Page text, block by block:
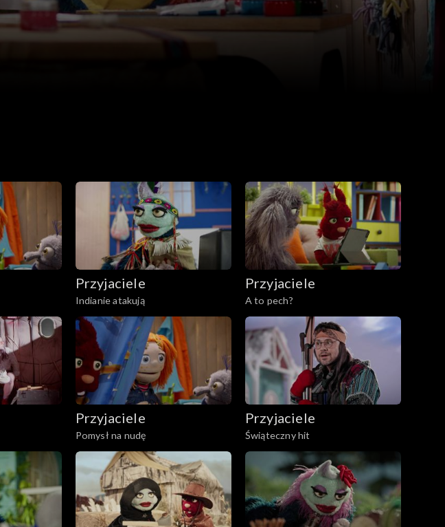
Przyjaciele
Indianie atakują
Przyjaciele
A to pech?
Przyjaciele
Pomysł na nudę
Przyjaciele
Świąteczny hit